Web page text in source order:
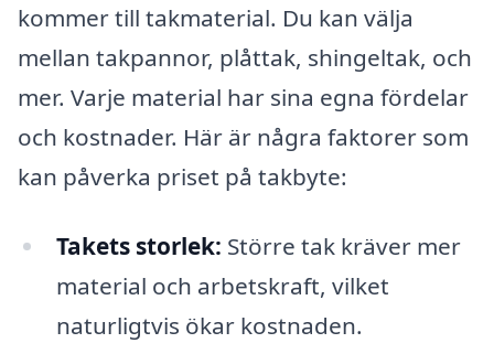
kommer till takmaterial. Du kan välja
mellan takpannor, plåttak, shingeltak, och
mer. Varje material har sina egna fördelar
och kostnader. Här är några faktorer som
kan påverka priset på takbyte:
Takets storlek: Större tak kräver mer
material och arbetskraft, vilket
naturligtvis ökar kostnaden.